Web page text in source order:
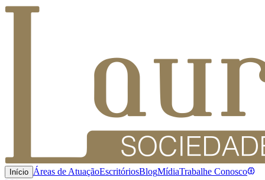
Início Áreas de AtuaçãoEscritóriosBlogMídiaTrabalhe Conosco